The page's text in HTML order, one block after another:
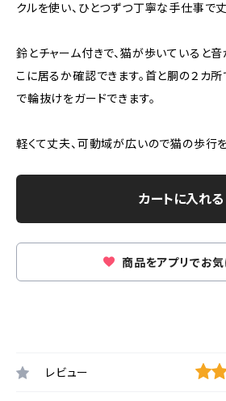
クルを使い、ひとつずつ丁寧な手仕事で
鈴とチャーム付きで、猫が歩いていると
こに居るか確認できます。首と胴の２カ
で輪抜けをガードできます。
軽くて丈夫、可動域が広いので猫の歩行
カートに入れる
商品をアプリでお
レビュー